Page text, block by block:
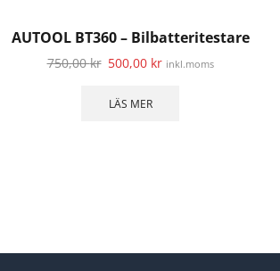
AUTOOL BT360 – Bilbatteritestare
750,00kr 500,00 kr inkl.moms
LÄS MER